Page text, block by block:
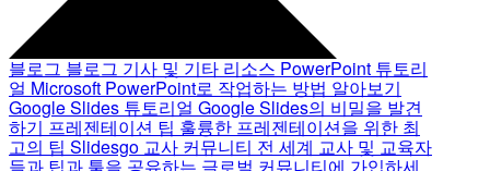
블로그 블로그 기사 및 기타 리소스 PowerPoint 튜토리
얼 Microsoft PowerPoint로 작업하는 방법 알아보기
Google Slides 튜토리얼 Google Slides의 비밀을 발견
하기 프레젠테이션 팁 훌륭한 프레젠테이션을 위한 최
고의 팁 Slidesgo 교사 커뮤니티 전 세계 교사 및 교육자